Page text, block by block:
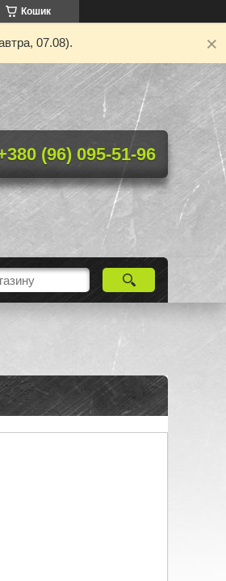
Кошик
07.08).
(96) 095-51-96